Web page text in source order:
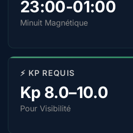
23:00-01:00
Minuit Magnétique
⚡ KP REQUIS
Kp 8.0–10.0
Pour Visibilité